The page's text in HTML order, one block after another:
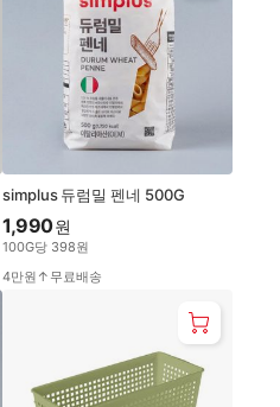
simplus 듀럼밀 펜네 500G
1,990원
100G당 398원
4만원↑무료배송